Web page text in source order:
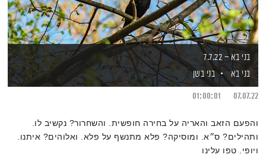
בני בא – 7.7.22
בני בא
בני בשן
07.07.22
01:00:01
והפעם הזאב והאריה על בחירה חופשית. והשחרור? נקשיב לו.
ותהילים? ס״א. ומוסיקה? פלא מתנשף על פלא. ואלוהים? איתנו.
ויופי. טפו עלינו